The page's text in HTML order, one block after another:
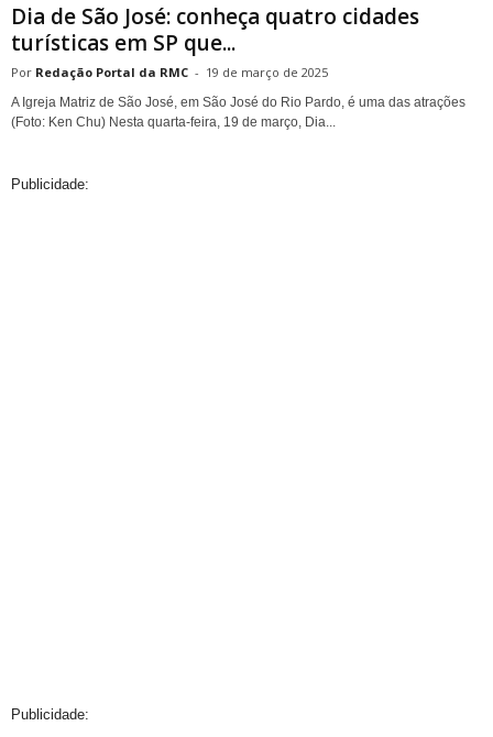
Dia de São José: conheça quatro cidades
turísticas em SP que...
Redação Portal da RMC - 19 de março de 2025
A Igreja Matriz de São José, em São José do Rio Pardo, é uma das atrações
(Foto: Ken Chu) Nesta quarta-feira, 19 de março, Dia...
Publicidade:
Publicidade: